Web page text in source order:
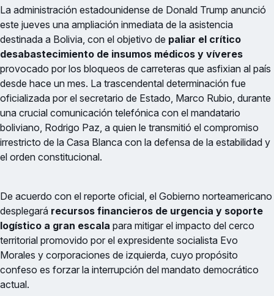
La administración estadounidense de Donald Trump anunció
este jueves una ampliación inmediata de la asistencia
destinada a Bolivia, con el objetivo de paliar el crítico
desabastecimiento de insumos médicos y víveres
provocado por los bloqueos de carreteras que asfixian al país
desde hace un mes. La trascendental determinación fue
oficializada por el secretario de Estado, Marco Rubio, durante
una crucial comunicación telefónica con el mandatario
boliviano, Rodrigo Paz, a quien le transmitió el compromiso
irrestricto de la Casa Blanca con la defensa de la estabilidad y
el orden constitucional.
De acuerdo con el reporte oficial, el Gobierno norteamericano
desplegará recursos financieros de urgencia y soporte
logístico a gran escala para mitigar el impacto del cerco
territorial promovido por el expresidente socialista Evo
Morales y corporaciones de izquierda, cuyo propósito
confeso es forzar la interrupción del mandato democrático
actual.